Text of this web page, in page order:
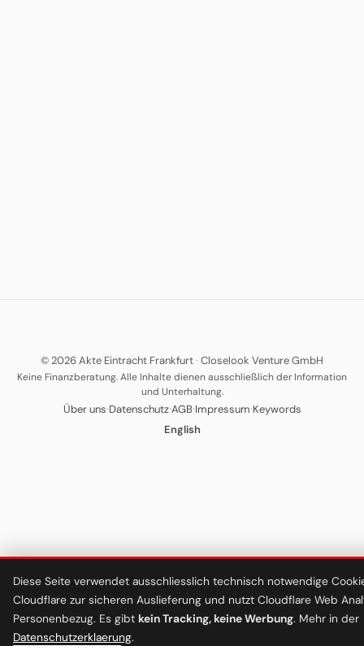
© 2026 Akte Eintracht Frankfurt· Closelook Venture GmbH
Keine Finanzberatung. Alle Inhalte dienen ausschließlich der Information
und Unterhaltung.
Über uns·Datenschutz·AGB·Impressum·Keywords
English
Diese Seite verwendet ausschliesslich technisch notwendige
Cloudflare zur sicheren Auslieferung und nutzt Cloudflare Web
Personenbezug. Es gibt kein Tracking, keine Werbung. Mehr in der
Datenschutzerklaerung.